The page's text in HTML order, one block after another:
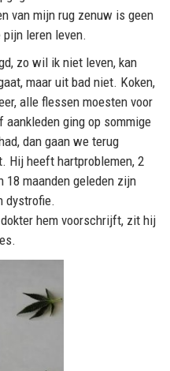
van mijn rug zenuw is geen
leren leven.
zo wil ik niet leven, kan
maar uit bad niet. Koken,
alle flessen moesten voor
ging op sommige
dan gaan we terug
Hij heeft hartproblemen, 2
18 maanden geleden zijn
dystrofie.
hem voorschrijft, zit hij